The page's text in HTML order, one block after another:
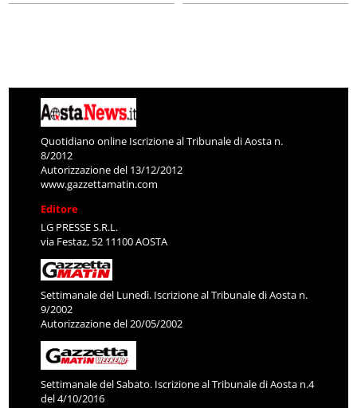
Quotidiano online Iscrizione al Tribunale di Aosta n.
8/2012
Autorizzazione del 13/12/2012
www.gazzettamatin.com
Editore
LG PRESSE S.R.L.
via Festaz, 52 11100 AOSTA
Settimanale del Lunedì. Iscrizione al Tribunale di Aosta n.
9/2002
Autorizzazione del 20/05/2002
Settimanale del Sabato. Iscrizione al Tribunale di Aosta n.4
del 4/10/2016